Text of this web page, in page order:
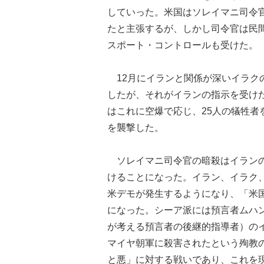
していった。米国はソレイマニ司
たと主張するが、しかし司令官は民
スポート・コントロールも受けた。
12月にイランと関係が深いイラク
したが、それがイランの指示を受
はこれに空爆で応じ、25人の犠牲
を襲撃した。
ソレイマニ司令官の暗殺はイラン
けることになった。イラン、イラク
米デモが発生するようになり、「
になった。シーア派には預言者ムハ
が考える預言者の後継的指導者）の
マイヤ朝軍に殺害されたという殉教
と悪」に対する戦いであり、これ